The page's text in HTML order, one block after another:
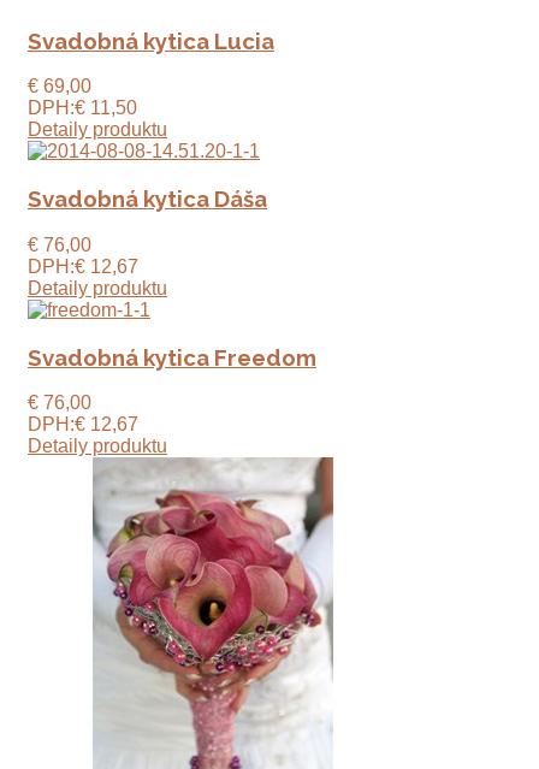
Svadobná kytica Lucia
€ 69,00
DPH:€ 11,50
Detaily produktu
Svadobná kytica Dáša
€ 76,00
DPH:€ 12,67
Detaily produktu
Svadobná kytica Freedom
€ 76,00
DPH:€ 12,67
Detaily produktu